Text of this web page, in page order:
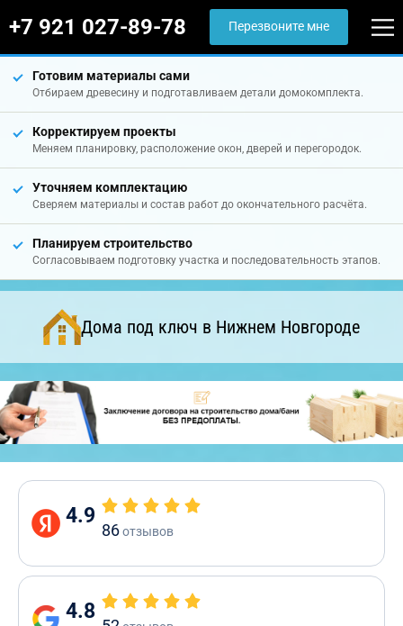
+7 921 027-89-78 Перезвоните мне
Готовим материалы сами
Отбираем древесину и подготавливаем детали домокомплекта.
Корректируем проекты
Меняем планировку, расположение окон, дверей и перегородок.
Уточняем комплектацию
Сверяем материалы и состав работ до окончательного расчёта.
Планируем строительство
Согласовываем подготовку участка и последовательность этапов.
Дома под ключ в Нижнем Новгороде
4.9
86отзывов
4.8